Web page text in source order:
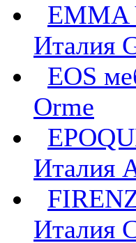
EMMA
Италия
EOS
Orme
Италия
Италия